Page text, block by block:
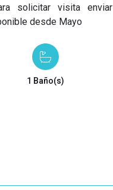
solicitar visita enviar
desde Mayo
1 Baño(s)